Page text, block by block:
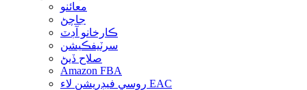
معائنو
جاچڻ
ڪارخانو آڊٽ
سرٽيفڪيشن
صلاح ڏيڻ
Amazon FBA
روسي فيڊريشن لاء EAC